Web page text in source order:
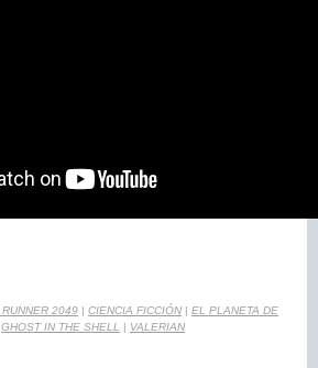
2049 | CIENCIA FICCIÓN | EL PLANETA DE
GHOST IN THE SHELL | VALERIAN